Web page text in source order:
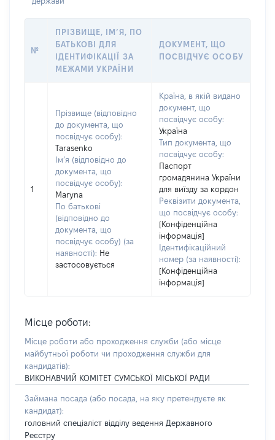
№
ПРІЗВИЩЕ, ІМ’Я, ПО
БАТЬКОВІ ДЛЯ
ІДЕНТИФІКАЦІЇ ЗА
МЕЖАМИ УКРАЇНИ
ДОКУМЕНТ, ЩО
ПОСВІДЧУЄ ОСОБУ
1
Прізвище (відповідно
до документа, що
посвідчує особу):
Tarasenko
Ім’я (відповідно до
документа, що
посвідчує особу):
Maryna
По батькові
(відповідно до
документа, що
посвідчує особу) (за
наявності): Не
застосовується
Країна, в якій видано
документ, що
посвідчує особу:
Україна
Тип документа, що
посвідчує особу:
Паспорт
громадянина України
для виїзду за кордон
Реквізити документа,
що посвідчує особу:
[Конфіденційна
інформація]
Ідентифікаційний
номер (за наявності):
[Конфіденційна
інформація]
Місце роботи:
Місце роботи або проходження служби (або місце
майбутньої роботи чи проходження служби для
кандидатів):
ВИКОНАВЧИЙ КОМІТЕТ СУМСЬКОЇ МІСЬКОЇ РАДИ
Займана посада (або посада, на яку претендуєте як
кандидат):
головний спеціаліст відділу ведення Державного
Реєстру